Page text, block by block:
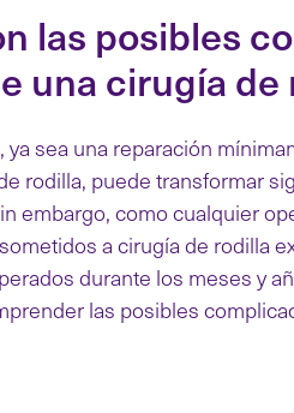
las posibles
una cirugía de
ya sea una reparación
rodilla, puede transformar
embargo, como cualquier
a cirugía de rodilla
durante los meses y
las posibles